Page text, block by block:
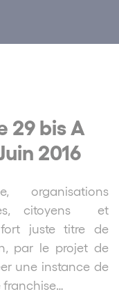
29 bis A
2016
organisations
citoyens et
juste titre de
par le projet de
une instance de